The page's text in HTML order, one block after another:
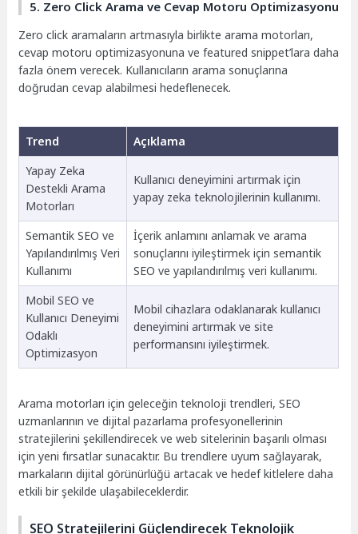
5. Zero Click Arama ve Cevap Motoru Optimizasyonu
Zero click aramaların artmasıyla birlikte arama motorları,
cevap motoru optimizasyonuna ve featured snippet’lara daha
fazla önem verecek. Kullanıcıların arama sonuçlarına
doğrudan cevap alabilmesi hedeflenecek.
Trend
Açıklama
Yapay Zeka
Destekli Arama
Motorları
Kullanıcı deneyimini artırmak için
yapay zeka teknolojilerinin kullanımı.
Semantik SEO ve
Yapılandırılmış Veri
Kullanımı
İçerik anlamını anlamak ve arama
sonuçlarını iyileştirmek için semantik
SEO ve yapılandırılmış veri kullanımı.
Mobil SEO ve
Kullanıcı Deneyimi
Odaklı
Optimizasyon
Mobil cihazlara odaklanarak kullanıcı
deneyimini artırmak ve site
performansını iyileştirmek.
Arama motorları için geleceğin teknoloji trendleri, SEO
uzmanlarının ve dijital pazarlama profesyonellerinin
stratejilerini şekillendirecek ve web sitelerinin başarılı olması
için yeni fırsatlar sunacaktır. Bu trendlere uyum sağlayarak,
markaların dijital görünürlüğü artacak ve hedef kitlelere daha
etkili bir şekilde ulaşabileceklerdir.
SEO Stratejilerini Güçlendirecek Teknolojik